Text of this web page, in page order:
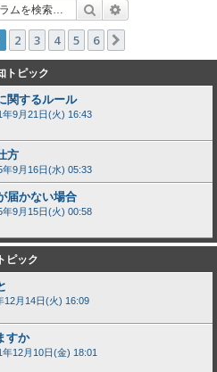
検索
2 3 4 5 6
トピック
関するルール
年9月21日(火) 16:43
方
年9月16日(水) 05:33
届かない場合
年9月15日(火) 00:58
トピック
12月14日(火) 16:09
すか
年12月10日(金) 18:01